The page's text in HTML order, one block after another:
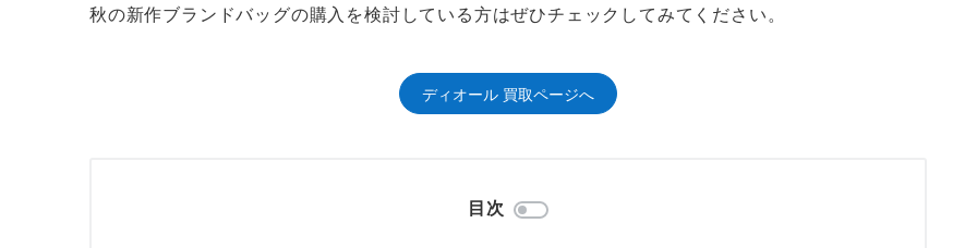
秋の新作ブランドバッグの購入を検討している方はぜひチェックしてみてください。
ディオール 買取ページへ
目次